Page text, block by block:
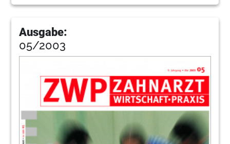
Ausgabe:
05/2003